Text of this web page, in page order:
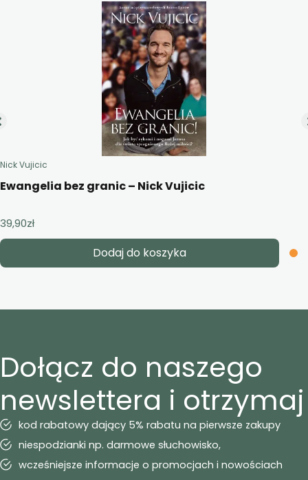
Nick Vujicic
Ewangelia bez granic – Nick Vujicic
39,90zł
Dodaj do koszyka
Dołącz do naszego
newslettera i otrzymaj
kod rabatowy dający 5% rabatu na pierwsze zakupy
niespodzianki np. darmowe słuchowisko,
wcześniejsze informacje o promocjach i nowościach